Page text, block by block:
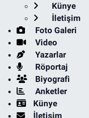
Künye
İletişim
Foto Galeri
Video
Yazarlar
Röportaj
Biyografi
Anketler
Künye
İletişim